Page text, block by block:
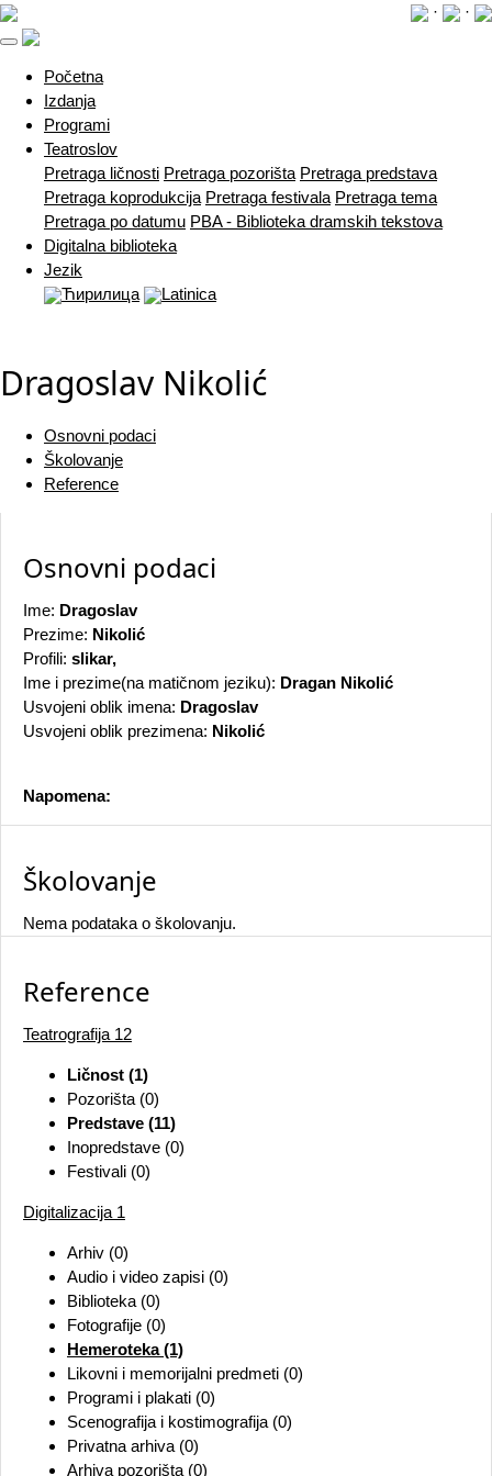
· ·
Početna(current)
Izdanja
Programi
Teatroslov
Pretraga ličnosti Pretraga pozorišta Pretraga predstava
Pretraga koprodukcija Pretraga festivala Pretraga tema
Pretraga po datumu PBA - Biblioteka dramskih tekstova
Digitalna biblioteka
Jezik
Ћирилица
Latinica
Dragoslav Nikolić
Osnovni podaci
Školovanje
Reference
Osnovni podaci
Ime: Dragoslav
Prezime: Nikolić
Profili: slikar,
Ime i prezime(na matičnom jeziku): Dragan Nikolić
Usvojeni oblik imena: Dragoslav
Usvojeni oblik prezimena: Nikolić
Napomena:
Školovanje
Nema podataka o školovanju.
Reference
Teatrografija 12
Ličnost (1)
Pozorišta (0)
Predstave (11)
Inopredstave (0)
Festivali (0)
Digitalizacija 1
Arhiv (0)
Audio i video zapisi (0)
Biblioteka (0)
Fotografije (0)
Hemeroteka (1)
Likovni i memorijalni predmeti (0)
Programi i plakati (0)
Scenografija i kostimografija (0)
Privatna arhiva (0)
Arhiva pozorišta (0)